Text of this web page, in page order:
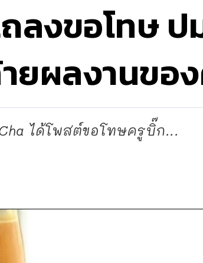
ลงขอโทษ ป
ยผลงานขอ
ได้โพสต์ขอโทษครูบิ๊ก...